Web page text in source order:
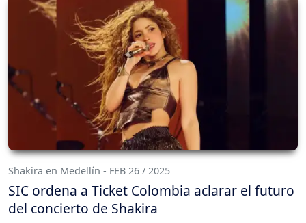
Shakira en Medellín - FEB 26 / 2025
SIC ordena a Ticket Colombia aclarar el futuro
del concierto de Shakira